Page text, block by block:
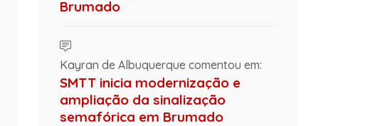
Brumado
Kayran de Albuquerque comentou em:
SMTT inicia modernização e
ampliação da sinalização
semafórica em Brumado